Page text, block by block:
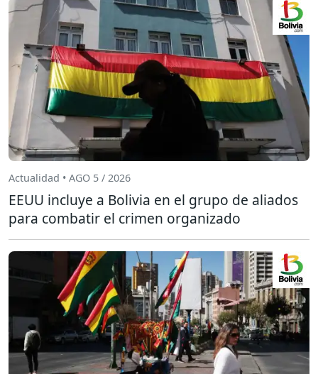
Actualidad • AGO 5 / 2026
EEUU incluye a Bolivia en el grupo de aliados
para combatir el crimen organizado